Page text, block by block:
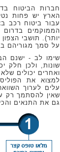
חברות הביטוח
הארץ יש פחות
עבור ביטוח רכב
הממוקמים
יותר). תושבי
על סמך מגוריהם
שימו לב - ישנם
שונות, ולכן חלק
ואחרים יכולים
למצוא את
עלים לערוך
שאין להסתמך רק
גם את התנאים